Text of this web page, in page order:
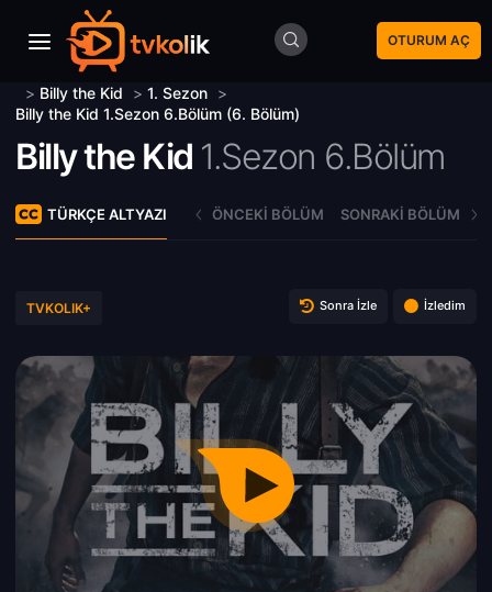
OTURUM AÇ
> Billy the Kid > 1. Sezon >
Billy the Kid 1.Sezon 6.Bölüm (6. Bölüm)
Billy the Kid 1.Sezon 6.Bölüm
TÜRKÇE ALTYAZI ÖNCEKI BÖLÜM SONRAKI BÖLÜM
TVKOLIK+ Sonra İzle İzledim